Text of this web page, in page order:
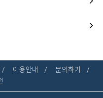
이용안내
문의하기